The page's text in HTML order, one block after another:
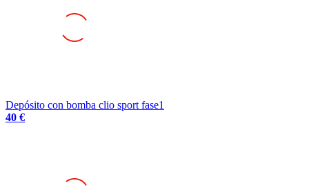
Depósito con bomba clio sport fase1
40 €